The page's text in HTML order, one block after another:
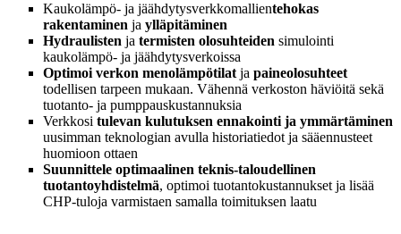
Kaukolämpö- ja jäähdytysverkkomallientehokas
rakentaminen ja ylläpitäminen
Hydraulisten ja termisten olosuhteiden simulointi
kaukolämpö- ja jäähdytysverkoissa
Optimoi verkon menolämpötilat ja paineolosuhteet
todellisen tarpeen mukaan. Vähennä verkoston häviöitä sekä
tuotanto- ja pumppauskustannuksia
Verkkosi tulevan kulutuksen ennakointi ja ymmärtäminen
uusimman teknologian avulla historiatiedot ja sääennusteet
huomioon ottaen
Suunnittele optimaalinen teknis-taloudellinen
tuotantoyhdistelmä, optimoi tuotantokustannukset ja lisää
CHP-tuloja varmistaen samalla toimituksen laatu